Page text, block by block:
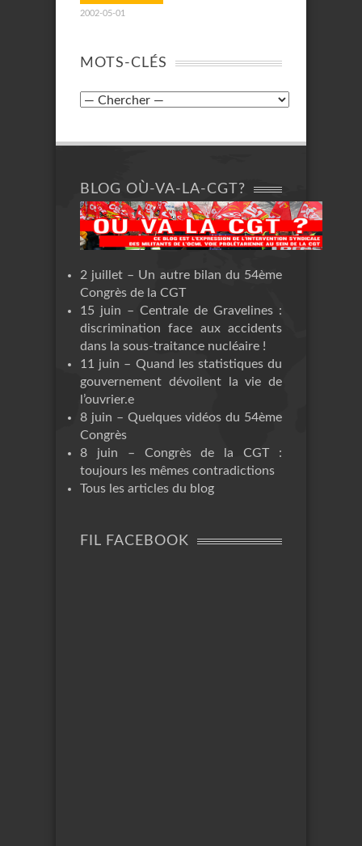
2002-05-01
MOTS-CLÉS
BLOG OÙ-VA-LA-CGT?
2 juillet – Un autre bilan du 54ème
Congrès de la CGT
15 juin – Centrale de Gravelines :
discrimination face aux accidents
dans la sous-traitance nucléaire !
11 juin – Quand les statistiques du
gouvernement dévoilent la vie de
l’ouvrier.e
8 juin – Quelques vidéos du 54ème
Congrès
8 juin – Congrès de la CGT :
toujours les mêmes contradictions
Tous les articles du blog
FIL FACEBOOK